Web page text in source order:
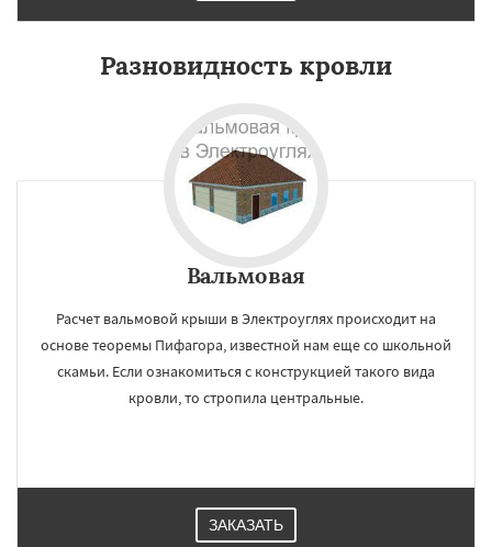
Разновидность кровли
Вальмовая
Расчет вальмовой крыши в Электроуглях происходит на
основе теоремы Пифагора, известной нам еще со школьной
скамьи. Если ознакомиться с конструкцией такого вида
кровли, то стропила центральные.
ЗАКАЗАТЬ